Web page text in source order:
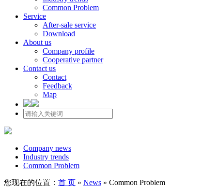
Common Problem
Service
After-sale service
Download
About us
Company profile
Cooperative partner
Contact us
Contact
Feedback
Map
Company news
Industry trends
Common Problem
您现在的位置： 首 页 » News » Common Problem